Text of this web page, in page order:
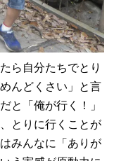
ら自分たちでとり
んどくさい」と言
と「俺が行く！」
とりに行くことが
みんなに「ありが